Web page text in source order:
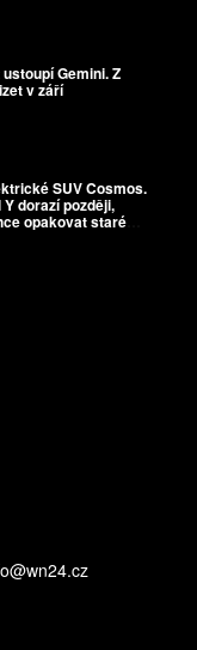
Gemini. Z
v září
SUV Cosmos.
dorazí později,
opakovat staré